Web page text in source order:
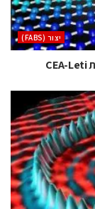
‫יצור (‪(FABS‬‬